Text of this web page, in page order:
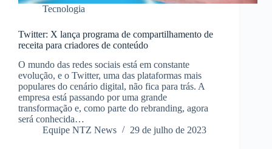
Tecnologia
Twitter: X lança programa de compartilhamento de
receita para criadores de conteúdo
O mundo das redes sociais está em constante
evolução, e o Twitter, uma das plataformas mais
populares do cenário digital, não fica para trás. A
empresa está passando por uma grande
transformação e, como parte do rebranding, agora
será conhecida…
Equipe NTZ News
29 de julho de 2023